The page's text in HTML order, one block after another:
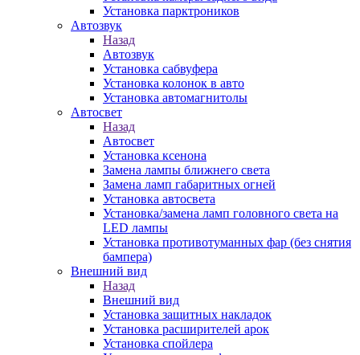
Установка парктроников
Автозвук
Назад
Автозвук
Установка сабвуфера
Установка колонок в авто
Установка автомагнитолы
Автосвет
Назад
Автосвет
Установка ксенона
Замена лампы ближнего света
Замена ламп габаритных огней
Установка автосвета
Установка/замена ламп головного света на
LED лампы
Установка противотуманных фар (без снятия
бампера)
Внешний вид
Назад
Внешний вид
Установка защитных накладок
Установка расширителей арок
Установка спойлера